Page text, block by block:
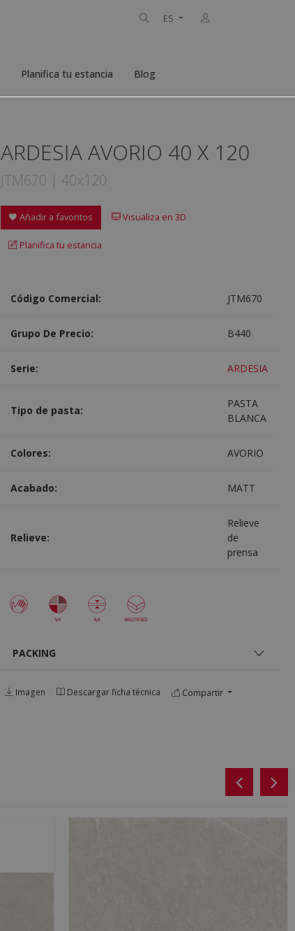
ES
Planifica tu estancia Blog
ARDESIA AVORIO 40 X 120
JTM670 | 40x120
Añadir a favoritos Visualiza en 3D
Planifica tu estancia
Código Comercial: JTM670
Grupo De Precio: B440
Serie: ARDESIA
Tipo de pasta:
PASTA
BLANCA
Colores: AVORIO
Acabado: MATT
Relieve:
Relieve
de
prensa
PACKING
Imagen Descargar ficha técnica Compartir